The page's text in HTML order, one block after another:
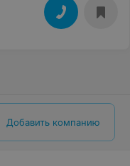
Добавить компанию